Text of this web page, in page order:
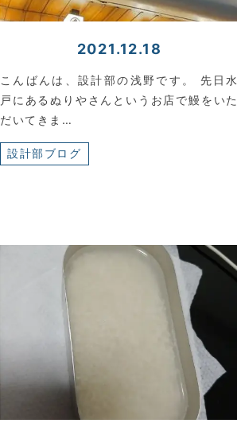
2021.12.18
こんばんは、設計部の浅野です。 先日水
戸にあるぬりやさんというお店で鰻をいた
だいてきま…
設計部ブログ